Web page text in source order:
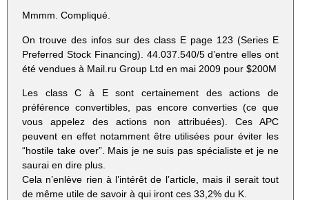
Mmmm. Compliqué.
On trouve des infos sur des class E page 123 (Series E
Preferred Stock Financing). 44.037.540/5 d’entre elles ont
été vendues à Mail.ru Group Ltd en mai 2009 pour $200M
Les class C à E sont certainement des actions de
préférence convertibles, pas encore converties (ce que
vous appelez des actions non attribuées). Ces APC
peuvent en effet notamment être utilisées pour éviter les
“hostile take over”. Mais je ne suis pas spécialiste et je ne
saurai en dire plus.
Cela n’enlève rien à l’intérêt de l’article, mais il serait tout
de même utile de savoir à qui iront ces 33,2% du K.